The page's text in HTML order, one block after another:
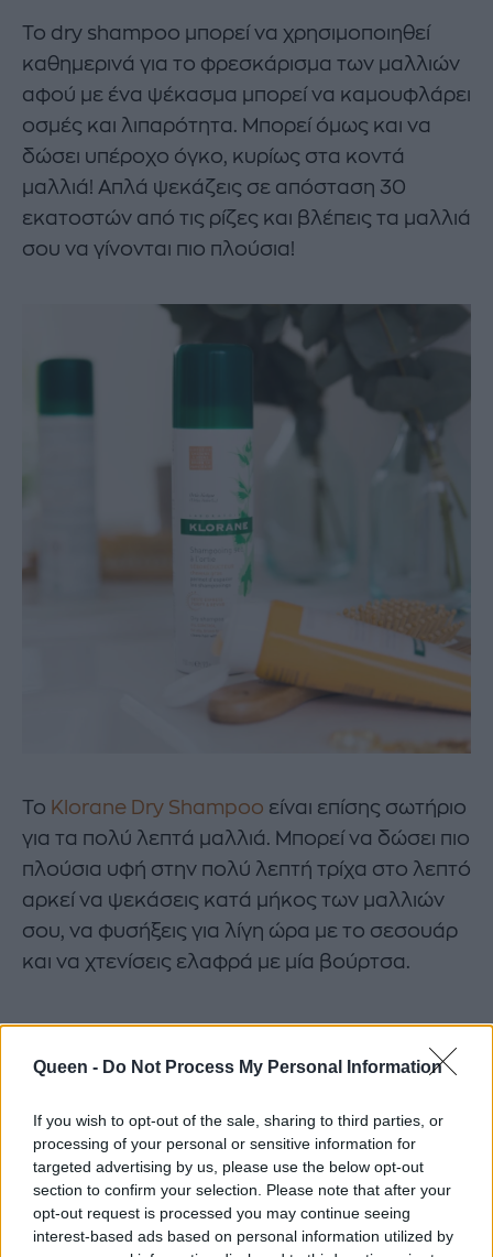
Queen - Do Not Process My Personal Information
If you wish to opt-out of the sale, sharing to third parties, or
processing of your personal or sensitive information for
targeted advertising by us, please use the below opt-out
section to confirm your selection. Please note that after your
opt-out request is processed you may continue seeing
interest-based ads based on personal information utilized by
Το dry shampoo μπορεί να χρησιμοποιηθεί
καθημερινά για το φρεσκάρισμα των μαλλιών
αφού με ένα ψέκασμα μπορεί να καμουφλάρει
οσμές και λιπαρότητα. Μπορεί όμως και να
δώσει υπέροχο όγκο, κυρίως στα κοντά
μαλλιά! Απλά ψεκάζεις σε απόσταση 30
εκατοστών από τις ρίζες και βλέπεις τα μαλλιά
σου να γίνονται πιο πλούσια!
Το Klorane Dry Shampoo είναι επίσης σωτήριο
για τα πολύ λεπτά μαλλιά. Μπορεί να δώσει πιο
πλούσια υφή στην πολύ λεπτή τρίχα στο λεπτό
αρκεί να ψεκάσεις κατά μήκος των μαλλιών
σου, να φυσήξεις για λίγη ώρα με το σεσουάρ
και να χτενίσεις ελαφρά με μία βούρτσα.